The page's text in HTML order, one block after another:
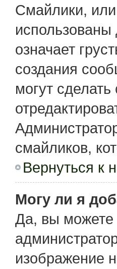
Смайлики,
означает
создания
могут
смайликов,
Вернуться к
Могу ли я
Да, вы можете
изображение